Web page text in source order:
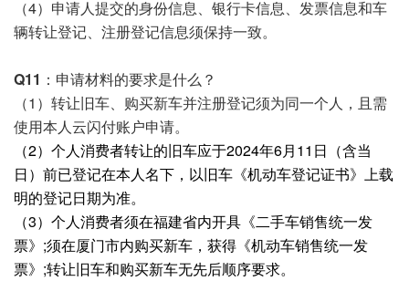
（4）申请人提交的身份信息、银行卡信息、发票信息和车
辆转让登记、注册登记信息须保持一致。
Q11： 申请材料的要求是什么？
（1）转让旧车、购买新车并注册登记须为同一个人，且需
使用本人云闪付账户申请。
（2）个人消费者转让的旧车应于2024年6月11日（含当
日）前已登记在本人名下，以旧车《机动车登记证书》上载
明的登记日期为准。
（3）个人消费者须在福建省内开具《二手车销售统一发
票》;须在厦门市内购买新车，获得《机动车销售统一发
票》;转让旧车和购买新车无先后顺序要求。